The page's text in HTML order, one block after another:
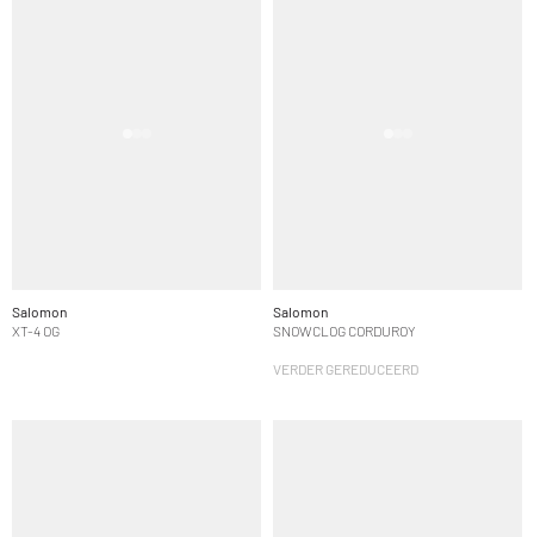
Salomon
XT-4 OG
Salomon
SNOWCLOG CORDUROY
VERDER GEREDUCEERD